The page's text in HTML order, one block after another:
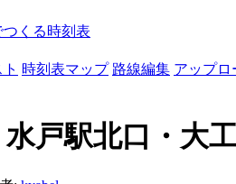
くる時刻表
時刻表マップ 路線編集 アップロ
戸駅北口・大